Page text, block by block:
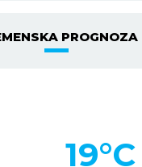
PROGNOZA
21°C